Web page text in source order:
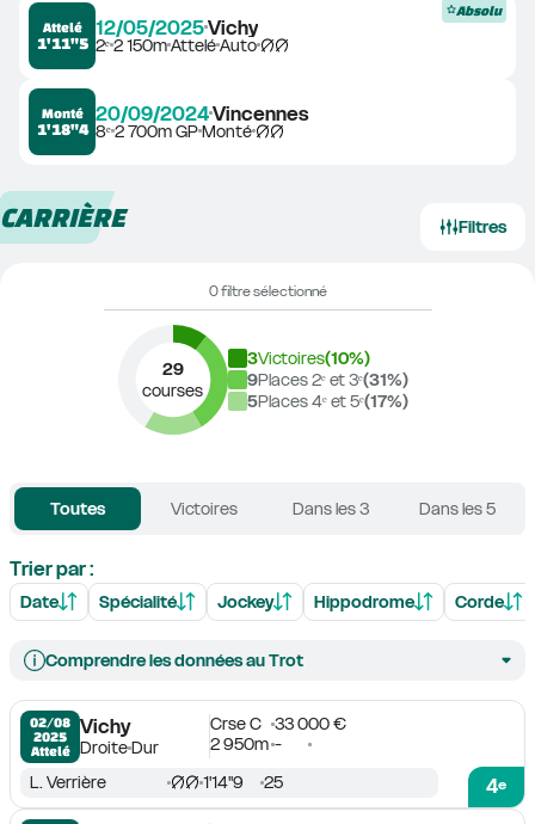
Attelé
1'11"5
12/05/2025Vichy
2ᵉ2 150mAtteléAuto
Absolu
Monté
1'18"4
20/09/2024Vincennes
8ᵉ2 700m GPMonté
CARRIÈRE Filtres
0 filtre sélectionné
29
courses
3Victoires(10%)
9Places 2ᵉ et 3ᵉ(31%)
5Places 4ᵉ et 5ᵉ(17%)
Toutes Victoires Dans les 3 Dans les 5
Trier par :
Date Spécialité Jockey Hippodrome Corde
Comprendre les données au Trot
02/08
2025
Attelé
Vichy
DroiteDur
Crse C
33 000 €
2 950m -
4e
L. Verrière 1'14''9 25